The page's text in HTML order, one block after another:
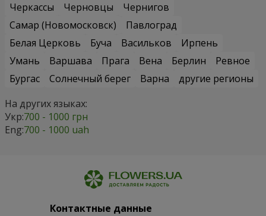
Черкассы
Черновцы
Чернигов
Самар (Новомосковск)
Павлоград
Белая Церковь
Буча Васильков
Ирпень
Умань
Варшава Прага Вена Берлин
Ревное
Бургас
Солнечный берег Варна
другие регионы
На других языках:
Укр:700 - 1000 грн
Eng:700 - 1000 uah
Контактные данные